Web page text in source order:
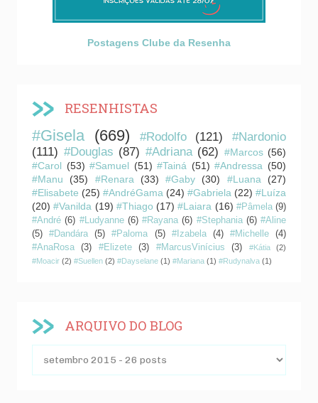
Postagens Clube da Resenha
RESENHISTAS
#Gisela (669) #Rodolfo (121)
#Nardonio
(111) #Douglas (87) #Adriana (62) #Marcos (56)
#Carol (53) #Samuel (51) #Tainá (51) #Andressa (50)
#Manu
(35) #Renara (33) #Gaby (30) #Luana
(27)
#Elisabete (25) #AndréGama (24) #Gabriela (22) #Luíza
(20) #Vanilda (19) #Thiago (17) #Laiara (16) #Pâmela (9)
#André (6) #Ludyanne (6) #Rayana (6) #Stephania (6) #Aline
(5)
#Dandára (5) #Paloma (5) #Izabela (4) #Michelle
(4)
#AnaRosa
(3) #Elizete (3) #MarcusVinícius (3) #Kátia
(2)
#Moacir (2) #Suellen (2) #Dayselane (1) #Mariana (1) #Rudynalva (1)
ARQUIVO DO BLOG